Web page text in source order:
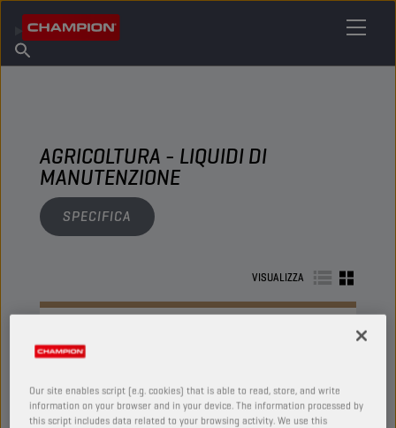
Informazioni su Champion
Trova un punto vendita
AGRICOLTURA - LIQUIDI DI
MANUTENZIONE
SPECIFICA
VISUALIZZA
Our site enables script (e.g. cookies) that is able to read, store, and write
information on your browser and in your device. The information processed by
this script includes data related to your browsing activity. We use this